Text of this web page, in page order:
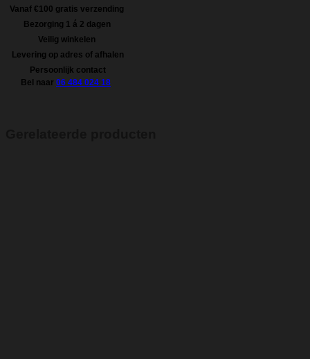
Vanaf €100 gratis verzending
Bezorging 1 á 2 dagen
Veilig winkelen
Levering op adres of afhalen
Persoonlijk contact
Bel naar 06 484 024 18